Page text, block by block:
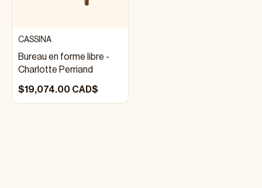
CASSINA
Bureau en forme libre -
Charlotte Perriand
$19,074.00 CAD$